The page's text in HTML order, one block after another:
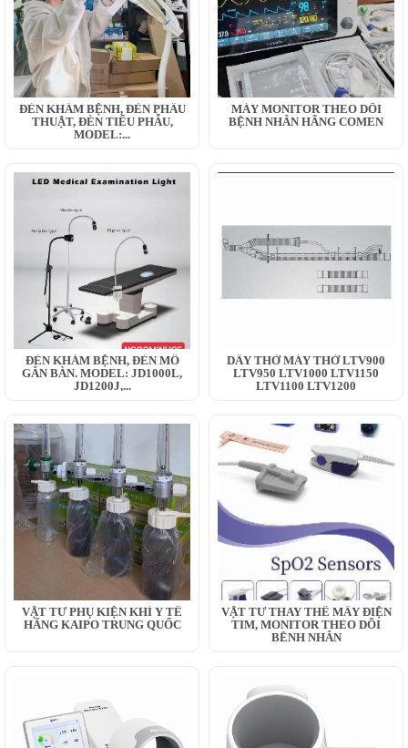
ĐÈN KHÁM BỆNH, ĐÈN PHẪU
THUẬT, ĐÈN TIỂU PHẪU,
MODEL:...
MÁY MONITOR THEO DÕI
BỆNH NHÂN HÃNG COMEN
ĐÈN KHÁM BỆNH, ĐÈN MỔ
GẮN BÀN. MODEL: JD1000L,
JD1200J,...
DÂY THỞ MÁY THỞ LTV900
LTV950 LTV1000 LTV1150
LTV1100 LTV1200
VẬT TƯ PHỤ KIỆN KHÍ Y TẾ
HÃNG KAIPO TRUNG QUỐC
VẬT TƯ THAY THẾ MÂY ĐIỆN
TIM, MONITOR THEO DÕI
BỆNH NHÂN